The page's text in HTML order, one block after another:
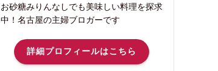
お砂糖みりんなしでも美味しい料理を探求
中！名古屋の主婦ブロガーです
詳細プロフィールはこちら